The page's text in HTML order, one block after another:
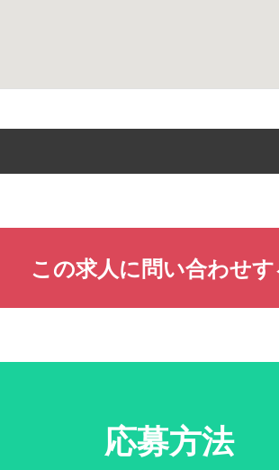
この求人に問い合わせ
応募方法